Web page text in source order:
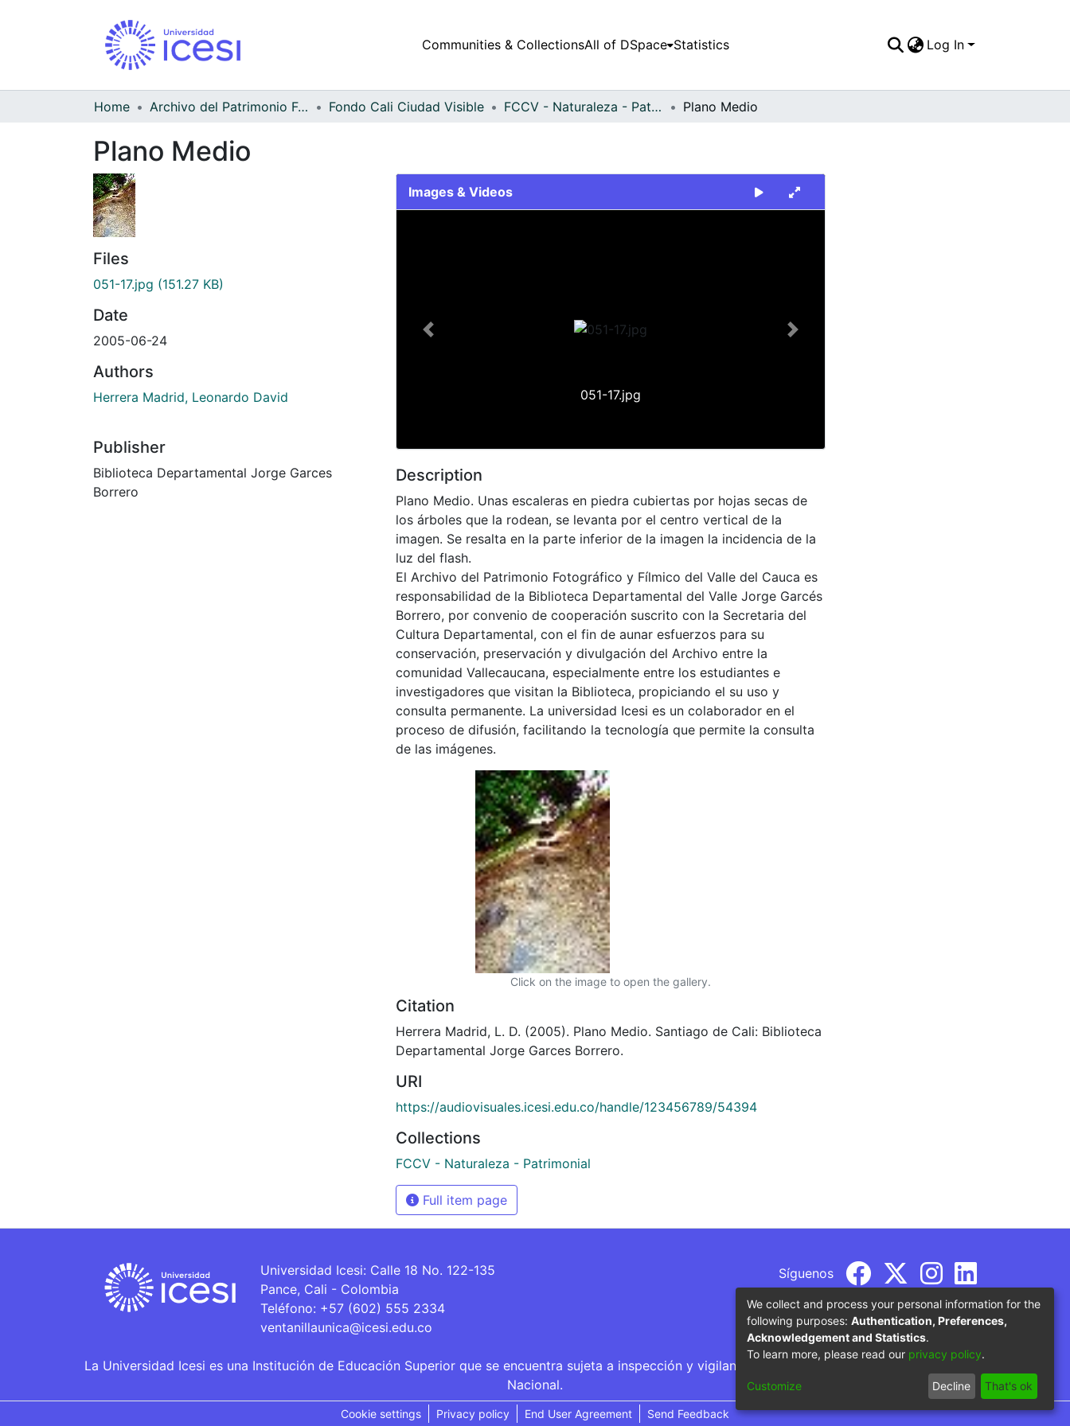
Communities & CollectionsAll of DSpace Statistics Log In
Home Archivo del Patrimonio Fotográfico y Fílmico del Valle del Cauca Fondo Cali Ciudad Visible FCCV - Naturaleza - Patrimonial Plano Medio
Plano Medio
Files
051-17.jpg (151.27 KB)
Date
2005-06-24
Authors
Herrera Madrid, Leonardo David
Publisher
Biblioteca Departamental Jorge Garces
Borrero
Images & Videos
051-17.jpg
Previous Next
Description
Plano Medio. Unas escaleras en piedra cubiertas por hojas secas de
los árboles que la rodean, se levanta por el centro vertical de la
imagen. Se resalta en la parte inferior de la imagen la incidencia de la
luz del flash.
El Archivo del Patrimonio Fotográfico y Fílmico del Valle del Cauca es
responsabilidad de la Biblioteca Departamental del Valle Jorge Garcés
Borrero, por convenio de cooperación suscrito con la Secretaria del
Cultura Departamental, con el fin de aunar esfuerzos para su
conservación, preservación y divulgación del Archivo entre la
comunidad Vallecaucana, especialmente entre los estudiantes e
investigadores que visitan la Biblioteca, propiciando el su uso y
consulta permanente. La universidad Icesi es un colaborador en el
proceso de difusión, facilitando la tecnología que permite la consulta
de las imágenes.
Click on the image to open the gallery.
Citation
Herrera Madrid, L. D. (2005). Plano Medio. Santiago de Cali: Biblioteca
Departamental Jorge Garces Borrero.
URI
https://audiovisuales.icesi.edu.co/handle/123456789/54394
Collections
FCCV - Naturaleza - Patrimonial
Full item page
Universidad Icesi: Calle 18 No. 122-135
Pance, Cali - Colombia
Teléfono: +57 (602) 555 2334
ventanillaunica@icesi.edu.co
Síguenos
La Universidad Icesi es una Institución de Educación Superior que se encuentra sujeta a inspección y vigilancia por parte del Ministerio de Educación
Nacional.
Cookie settings Privacy policy End User Agreement Send Feedback
We collect and process your personal information for the
following purposes: Authentication, Preferences,
Acknowledgement and Statistics.
To learn more, please read our privacy policy.
Customize Decline That's ok